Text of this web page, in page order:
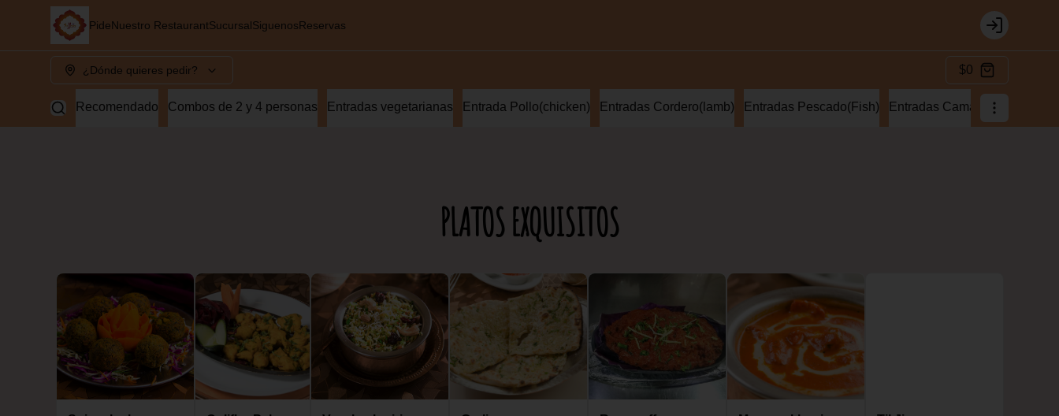
PideNuestro RestaurantSucursalSiguenosReservas
Login
¿Dónde quieres pedir? $0
Recomendado Combos de 2 y 4 personas Entradas vegetarianas Entrada Pollo(chicken) Entradas Cordero(lamb) Entradas Pescado(Fish) Entradas Camaron(Prawns)
PLATOS EXQUISITOS